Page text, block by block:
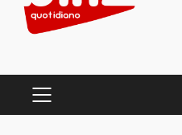
PRIMARY